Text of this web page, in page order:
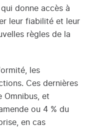
donne accès à
leur fiabilité et leur
règles de la
les
Ces dernières
Omnibus, et
ou 4 % du
en cas